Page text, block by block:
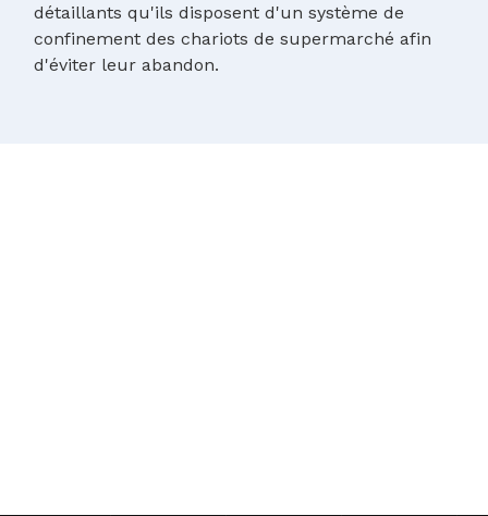
détaillants qu'ils disposent d'un système de
confinement des chariots de supermarché afin
d'éviter leur abandon.